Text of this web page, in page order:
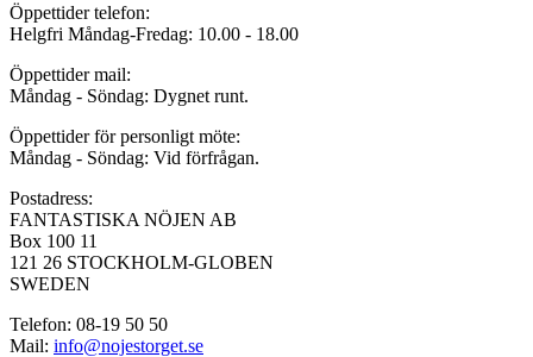
Öppettider telefon:
Helgfri Måndag-Fredag: 10.00 - 18.00
Öppettider mail:
Måndag - Söndag: Dygnet runt.
Öppettider för personligt möte:
Måndag - Söndag: Vid förfrågan.
Postadress:
FANTASTISKA NÖJEN AB
Box 100 11
121 26 STOCKHOLM-GLOBEN
SWEDEN
Telefon: 08-19 50 50
Mail: info@nojestorget.se